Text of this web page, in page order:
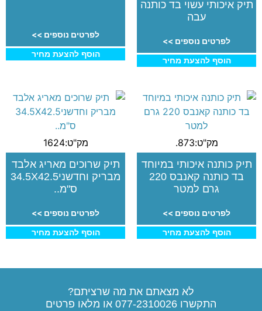
תיק איכותי עשוי בד כותנה
עבה
לפרטים נוספים >>
הוסף להצעת מחיר
לפרטים נוספים >>
הוסף להצעת מחיר
מק"ט:873.
תיק כותנה איכותי במיוחד
בד כותנה קאנבס 220
גרם למטר
לפרטים נוספים >>
הוסף להצעת מחיר
מק"ט:1624
תיק שרוכים מאריג אלבד
מבריק וחדשני34.5X42.5
ס"מ..
לפרטים נוספים >>
הוסף להצעת מחיר
לא מצאתם את מה שרציתם?
התקשרו 077-2310026 או מלאו פרטים